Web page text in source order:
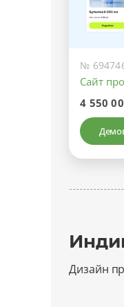
№
Сайт
4 550
Дизайн